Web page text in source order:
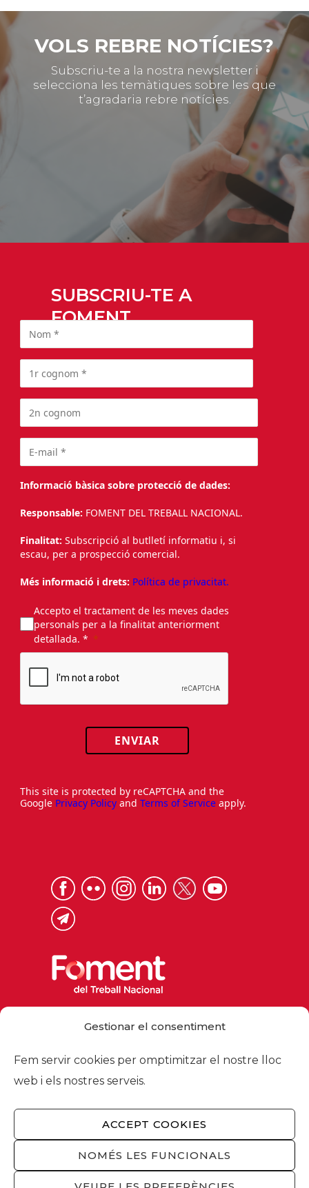
Gestionar el consentiment
Fem servir cookies per omptimitzar el nostre lloc
web i els nostres serveis.
ACCEPT COOKIES
NOMÉS LES FUNCIONALS
VOLS REBRE NOTÍCIES?
Subscriu-te a la nostra newsletter i
selecciona les temàtiques sobre les que
t’agradaria rebre notícies.
SUBSCRIU-TE A
FOMENT
Informació bàsica sobre protecció de dades:
Responsable: FOMENT DEL TREBALL NACIONAL.
Finalitat: Subscripció al butlletí informatiu i, si
escau, per a prospecció comercial.
Més informació i drets: Política de privacitat.
Accepto el tractament de les meves dades
personals per a la finalitat anteriorment
detallada. *
ENVIAR
This site is protected by reCAPTCHA and the
Google Privacy Policy and Terms of Service apply.
foment@foment.com
© 2026 - Foment del Treball Nacional
Nosaltres
privacitat/ Política cookies/Privacitat